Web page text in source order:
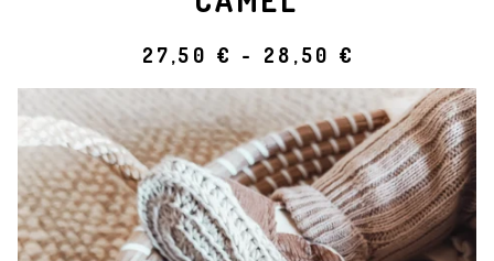
27,50 € - 28,50 €